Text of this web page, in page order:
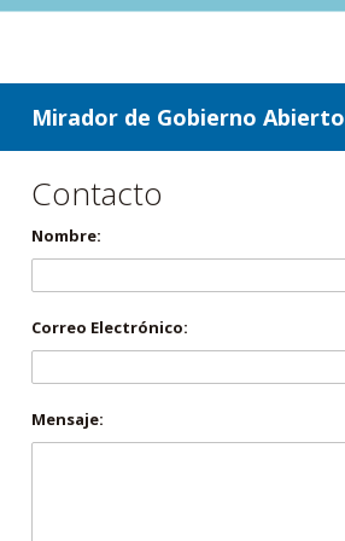
ir a contenido
ir al menú
Mirador de Gobierno Abierto
Contacto
Nombre:
Correo Electrónico:
Mensaje: